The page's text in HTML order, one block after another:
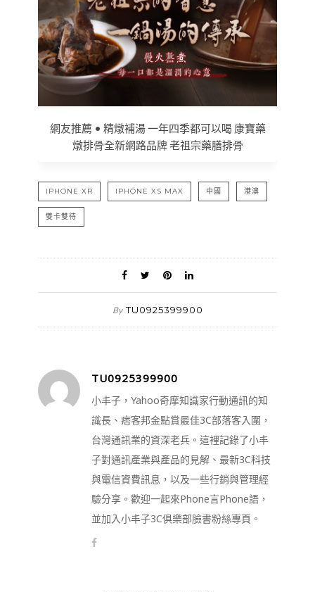
網友推薦 • 精燉補湯 一年四季都可以喝 康寶藥
燉排骨全新網路品牌 老祖宗藥膳排骨
IPHONE XR IPHONE XS MAX 中國 港澳
雙卡雙待
By TU0925399900
TU0925399900
小丰子，Yahoo奇摩知識家行動通訊的知
識長、痞客邦金點賞最佳3C部落客入圍，
台灣通訊業的資深老兵。這裡記錄了小丰
子對通訊產業與產品的見解、最新3C科技
與電信資費訊息，以及一些行銷與管理經
驗分享。歡迎一起來Phone言Phone語，
並加入小丰子3C俱樂部臉書粉絲專頁。